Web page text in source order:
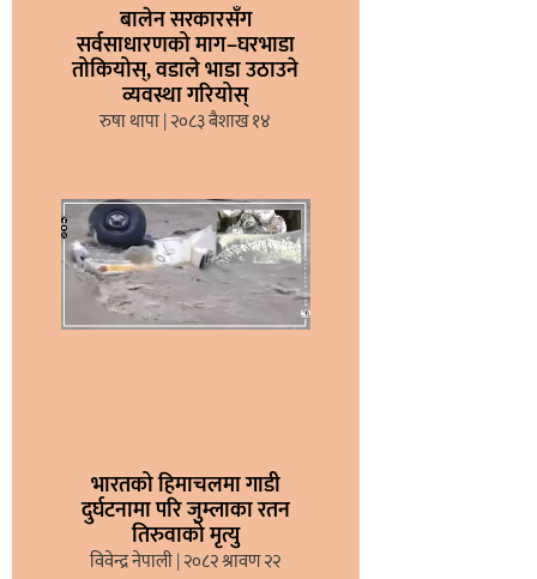
बालेन सरकारसँग
सर्वसाधारणको माग–घरभाडा
तोकियोस्, वडाले भाडा उठाउने
व्यवस्था गरियोस्
रुषा थापा २०८३ बैशाख १४
भारतको हिमाचलमा गाडी
दुर्घटनामा परि जुम्लाका रतन
तिरुवाको मृत्यु
विवेन्द्र नेपाली २०८२ श्रावण २२